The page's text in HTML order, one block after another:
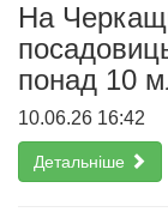
На
понад 10
10.06.26 16:42
Детальніше